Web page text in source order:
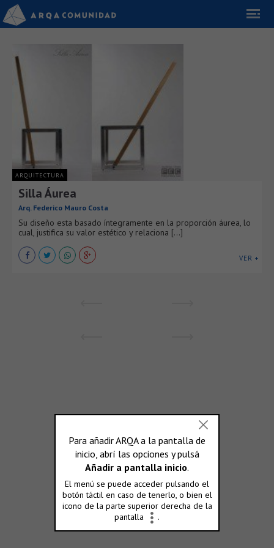
ARQUITECTURA
Silla Áurea
Arq. Federico Mauro Costa
Su diseño esta basado íntegramente en la proporción áurea, lo
cual, justifica su valor estético y relaciona [...]
VER +